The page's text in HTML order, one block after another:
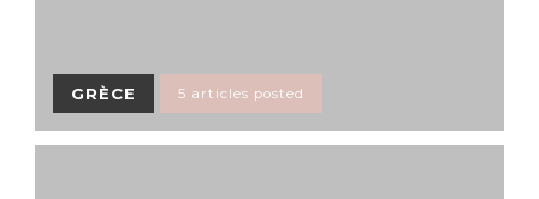
GRÈCE 5 articles posted